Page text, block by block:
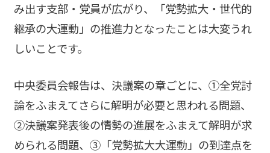
み出す支部・党員が広がり、「党勢拡大・世代的
継承の大運動」の推進力となったことは大変うれ
しいことです。
中央委員会報告は、決議案の章ごとに、①全党討
論をふまえてさらに解明が必要と思われる問題、
②決議案発表後の情勢の進展をふまえて解明が求
められる問題、③「党勢拡大大運動」の到達点を